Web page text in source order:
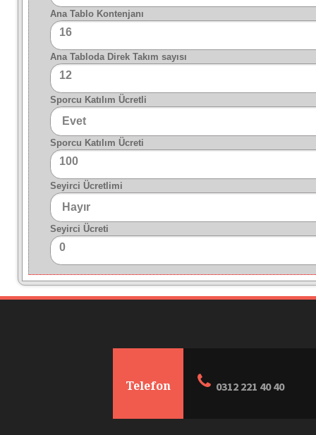
Ana Tablo Kontenjanı
16
Ana Tabloda Direk Takım sayısı
12
Sporcu Katılım Ücretli
Sporcu Katılım Ücreti
100
Seyirci Ücretlimi
Seyirci Ücreti
0
Telefon 0312 221 40 40